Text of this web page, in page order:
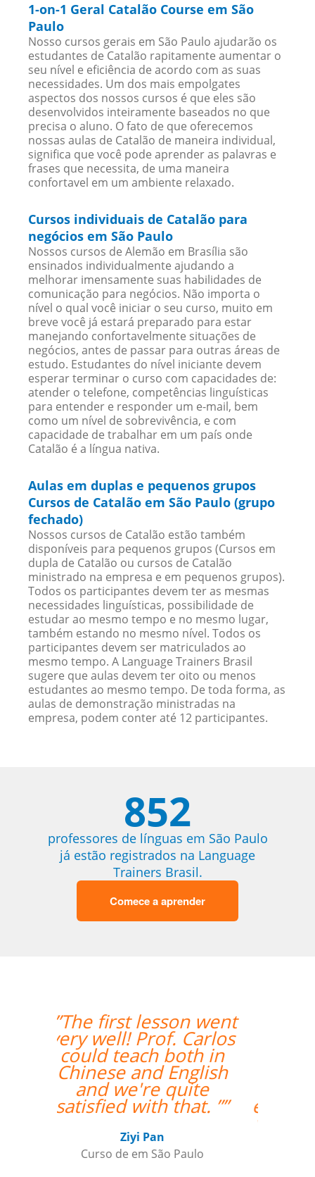
1-on-1 Geral Catalão Course em São
Paulo
Nosso cursos gerais em São Paulo ajudarão os
estudantes de Catalão rapitamente aumentar o
seu nível e eficiência de acordo com as suas
necessidades. Um dos mais empolgates
aspectos dos nossos cursos é que eles são
desenvolvidos inteiramente baseados no que
precisa o aluno. O fato de que oferecemos
nossas aulas de Catalão de maneira individual,
significa que você pode aprender as palavras e
frases que necessita, de uma maneira
confortavel em um ambiente relaxado.
Cursos individuais de Catalão para
negócios em São Paulo
Nossos cursos de Alemão em Brasília são
ensinados individualmente ajudando a
melhorar imensamente suas habilidades de
comunicação para negócios. Não importa o
nível o qual você iniciar o seu curso, muito em
breve você já estará preparado para estar
manejando confortavelmente situações de
negócios, antes de passar para outras áreas de
estudo. Estudantes do nível iniciante devem
esperar terminar o curso com capacidades de:
atender o telefone, competências linguísticas
para entender e responder um e-mail, bem
como um nível de sobrevivência, e com
capacidade de trabalhar em um país onde
Catalão é a língua nativa.
Aulas em duplas e pequenos grupos
Cursos de Catalão em São Paulo (grupo
fechado)
Nossos cursos de Catalão estão também
disponíveis para pequenos grupos (Cursos em
dupla de Catalão ou cursos de Catalão
ministrado na empresa e em pequenos grupos).
Todos os participantes devem ter as mesmas
necessidades linguísticas, possibilidade de
estudar ao mesmo tempo e no mesmo lugar,
também estando no mesmo nível. Todos os
participantes devem ser matriculados ao
mesmo tempo. A Language Trainers Brasil
sugere que aulas devem ter oito ou menos
estudantes ao mesmo tempo. De toda forma, as
aulas de demonstração ministradas na
empresa, podem conter até 12 participantes.
852
professores de línguas em São Paulo
já estão registrados na Language
Trainers Brasil.
Comece a aprender
“”Everything went
excellently! The
teacher/student
relationship has
already been
established, and it's a
me.””